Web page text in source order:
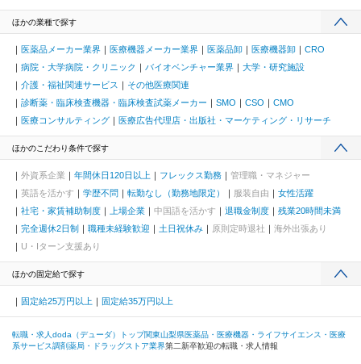
ほかの業種で探す
医薬品メーカー業界 医療機器メーカー業界 医薬品卸 医療機器卸
CRO
病院・大学病院・クリニック
バイオベンチャー業界
大学・研究施設
介護・福祉関連サービス
その他医療関連
診断薬・臨床検査機器・臨床検査試薬メーカー
SMO CSO
CMO
医療コンサルティング
医療広告代理店・出版社・マーケティング・リサーチ
ほかのこだわり条件で探す
外資系企業 年間休日120日以上 フレックス勤務
管理職・マネジャー
英語を活かす
学歴不問 転勤なし（勤務地限定） 服装自由
女性活躍
社宅・家賃補助制度
上場企業 中国語を活かす 退職金制度
残業20時間未満
完全週休2日制
職種未経験歓迎 土日祝休み 原則定時退社
海外出張あり
U・Iターン支援あり
ほかの固定給で探す
固定給25万円以上 固定給35万円以上
転職・求人doda（デューダ）トップ関東山梨県医薬品・医療機器・ライフサイエンス・医療
系サービス調剤薬局・ドラッグストア業界第二新卒歓迎の転職・求人情報